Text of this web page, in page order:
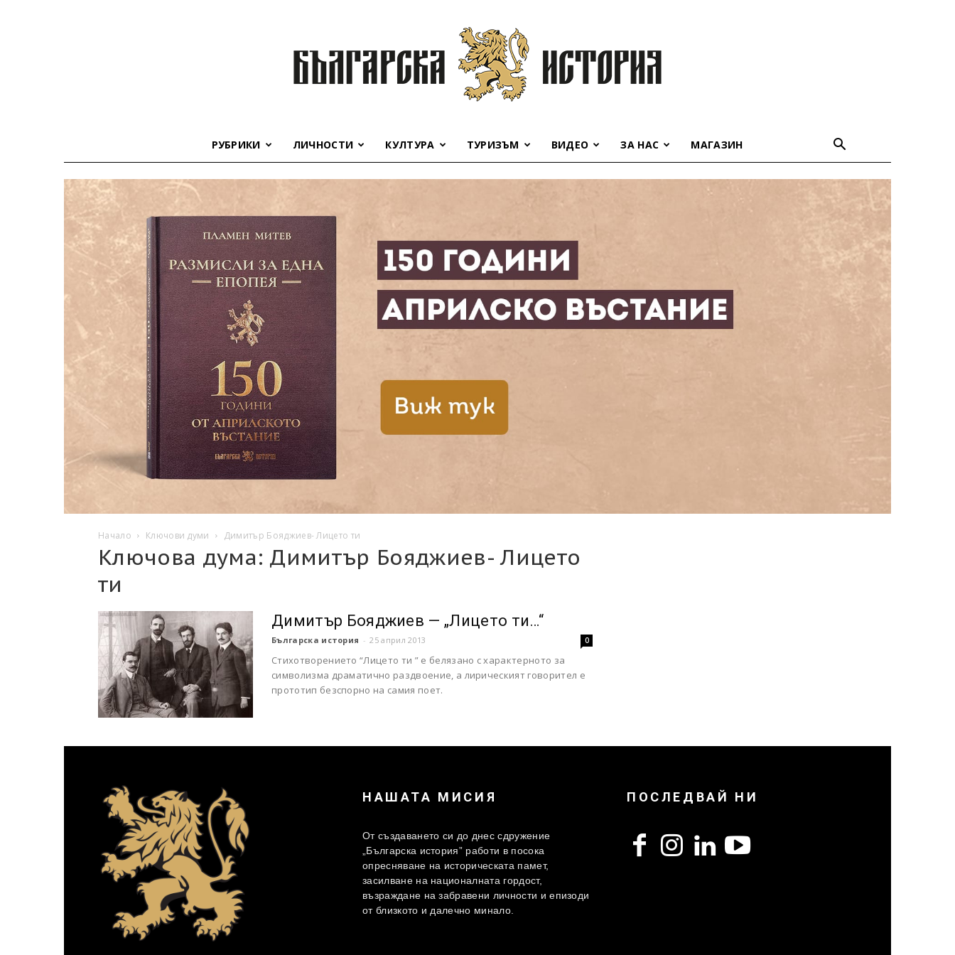
история
РУБРИКИ ЛИЧНОСТИ КУЛТУРА ТУРИЗЪМ ВИДЕО ЗА НАС МАГАЗИН
Начало Ключови думи Димитър Бояджиев- Лицето ти
Ключова дума: Димитър Бояджиев- Лицето
ти
Димитър Бояджиев — „Лицето ти…“
Българска история - 25 април 2013 0
Стихотворението “Лицето ти ” е белязано с характерното за
символизма драматично раздвоение, а лирическият говорител е
прототип безспорно на самия поет.
НАШАТА МИСИЯ
От създаването си до днес сдружение
„Българска история” работи в посока
опресняване на историческата памет,
засилване на националната гордост,
възраждане на забравени личности и епизоди
от близкото и далечно минало.
ПОСЛЕДВАЙ НИ